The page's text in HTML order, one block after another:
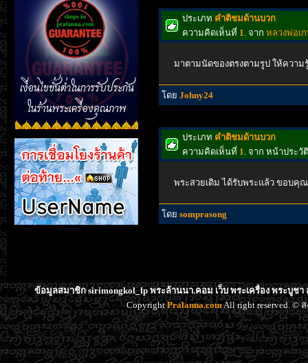
ประเภท คำติชมด้านบวก
ความคิดเห็นที่ 1. จาก หลวงพ่อเ
มาตามนัดของตรงตามรูป ให้ความ
โดย Johny24
ประเภท คำติชมด้านบวก
ความคิดเห็นที่ 1. จาก หน้าประวั
พระสวยเดิม ได้รับพระแล้ว ขอบคุ
โดย somprasong
ข้อมูลสมาชิก sirimongkol_lp พระล้านนา.คอม เว็บ พระเครื่อง พระบูช
CopyrightPralanna.comAll right reserved. ©